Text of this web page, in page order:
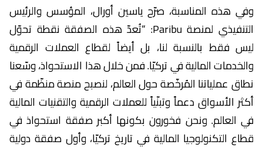
وفي هذه المناسبة، صرّح ياسين أورال، المؤسس والرئيس
التنفيذي لمنصة Paribu: “تُعدّ هذه الصفقة نقطة تحوّل
ليس فقط بالنسبة لنا، بل أيضاً لقطاع العملات الرقمية
والخدمات المالية في تركيّا. فمن خلال هذا الاستحواذ، وسّعنا
نطاق عملياتنا المُرخّصة حول العالم، لنصبح منصة منظّمة في
أكثر الأسواق دعماً وتبنّياً للعملات الرقمية والتقنيات المالية
في العالم. ونحن فخورون بكونها أكبر صفقة استحواذ في
قطاع التكنولوجيا المالية في تاريخ تركيّا، وأول صفقة دولية